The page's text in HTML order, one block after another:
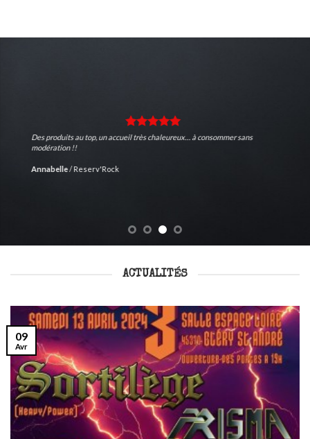
Des produits au top, un accueil très chaleureux… à consommer sans
modération !!
Annabelle/Reserv'Rock
ACTUALITÉS
09
Avr